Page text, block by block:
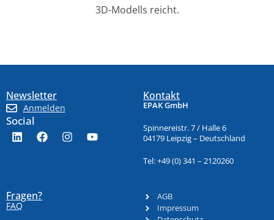
3D-Modells reicht.
Newsletter
Anmelden
Social
Kontakt
EPAK GmbH
Spinnereistr. 7 / Halle 6
04179 Leipzig – Deutschland
Tel: +49 (0) 341 – 2120260
Fragen?
FAQ
AGB
Impressum